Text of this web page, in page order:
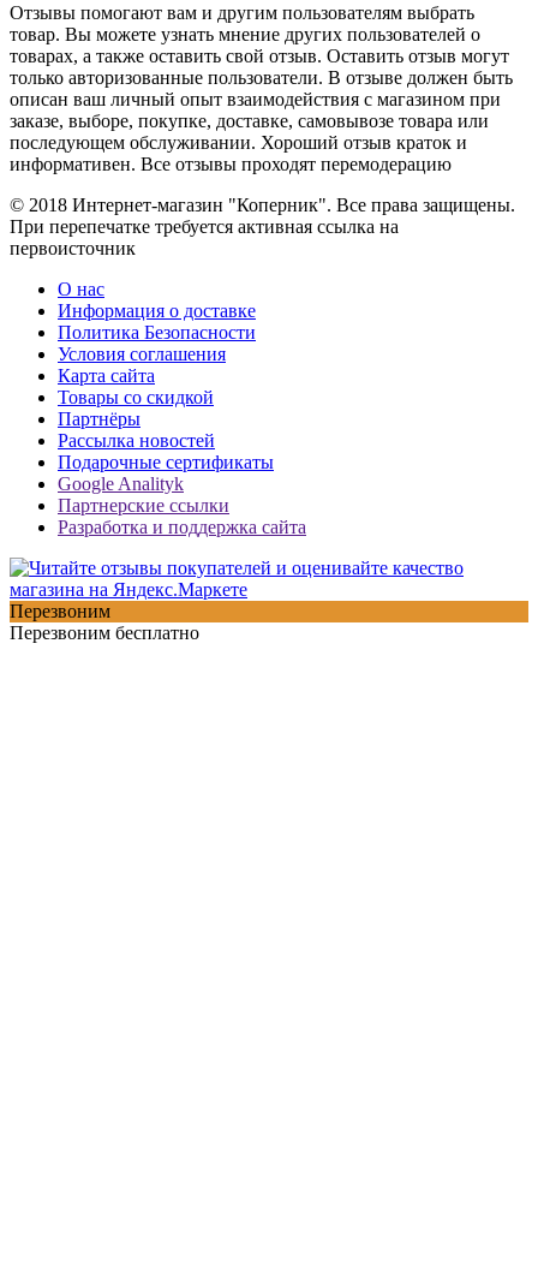
Отзывы помогают вам и другим пользователям выбрать
товар. Вы можете узнать мнение других пользователей о
товарах, а также оставить свой отзыв. Оставить отзыв могут
только авторизованные пользователи. В отзыве должен быть
описан ваш личный опыт взаимодействия с магазином при
заказе, выборе, покупке, доставке, самовывозе товара или
последующем обслуживании. Хороший отзыв краток и
информативен. Все отзывы проходят перемодерацию
© 2018 Интернет-магазин "Коперник". Все права защищены.
При перепечатке требуется активная ссылка на
первоисточник
О нас
Информация о доставке
Политика Безопасности
Условия соглашения
Карта сайта
Товары со скидкой
Партнёры
Рассылка новостей
Подарочные сертификаты
Google Analityk
Партнерские ссылки
Разработка и поддержка сайта
Перезвоним
Перезвоним бесплатно